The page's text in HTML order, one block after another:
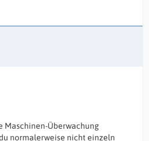
Maschinen-Überwachung
normalerweise nicht einzeln